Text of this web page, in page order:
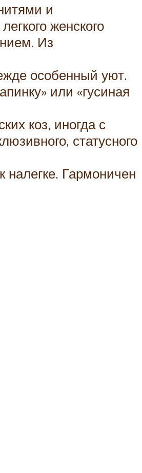
и
женского
Из
особенный уют.
или «гусиная
коз, иногда с
статусного
налегке. Гармоничен